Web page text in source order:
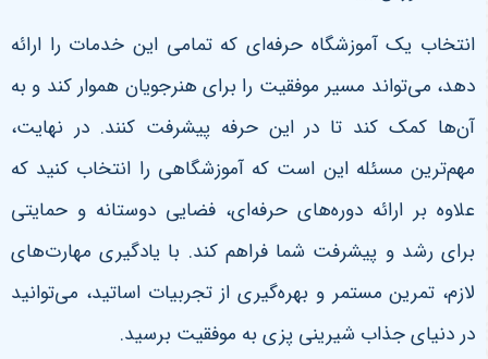
انتخاب یک آموزشگاه حرفه‌ای که تمامی این خدمات را ارائه
دهد، می‌تواند مسیر موفقیت را برای هنرجویان هموار کند و به
آن‌ها کمک کند تا در این حرفه پیشرفت کنند.در نهایت،
مهم‌ترین مسئله این است که آموزشگاهی را انتخاب کنید که
علاوه بر ارائه دوره‌های حرفه‌ای، فضایی دوستانه و حمایتی
برای رشد و پیشرفت شما فراهم کند. با یادگیری مهارت‌های
لازم، تمرین مستمر و بهره‌گیری از تجربیات اساتید، می‌توانید
در دنیای جذاب شیرینی پزی به موفقیت برسید.